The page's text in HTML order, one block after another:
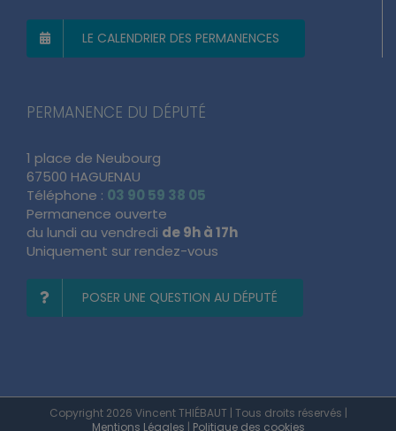
LE CALENDRIER DES PERMANENCES
PERMANENCE DU DÉPUTÉ
1 place de Neubourg
67500 HAGUENAU
Téléphone : 03 90 59 38 05
Permanence ouverte
du lundi au vendredi de 9h à 17h
Uniquement sur rendez-vous
POSER UNE QUESTION AU DÉPUTÉ
Copyright 2026 Vincent THIÉBAUT | Tous droits réservés |
Mentions Légales | Politique des cookies